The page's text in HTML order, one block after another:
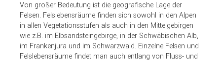
Von großer Bedeutung ist die geografische Lage der
Felsen. Felslebensräume finden sich sowohl in den Alpen
in allen Vegetationsstufen als auch in den Mittelgebirgen
wie z.B. im Elbsandsteingebirge, in der Schwäbischen Alb,
im Frankenjura und im Schwarzwald. Einzelne Felsen und
Felslebensräume findet man auch entlang von Fluss- und